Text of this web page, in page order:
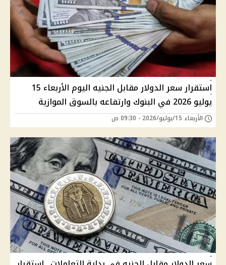
استقرار سعر الدولار مقابل الجنيه اليوم الأربعاء 15
يوليو 2026 في البنوك وارتفاعه بالسوق الموازية
الأربعاء 15/يوليو/2026 - 09:30 ص